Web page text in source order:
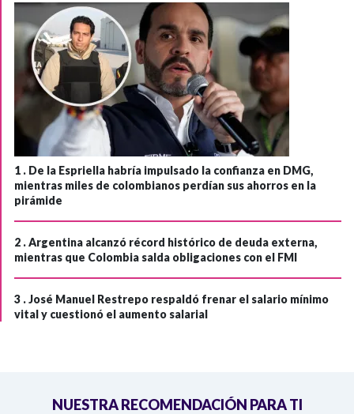
1 . De la Espriella habría impulsado la confianza en DMG,
mientras miles de colombianos perdían sus ahorros en la
pirámide
2 .Argentina alcanzó récord histórico de deuda externa,
mientras que Colombia salda obligaciones con el FMI
3 .José Manuel Restrepo respaldó frenar el salario mínimo
vital y cuestionó el aumento salarial
NUESTRA RECOMENDACIÓN PARA TI